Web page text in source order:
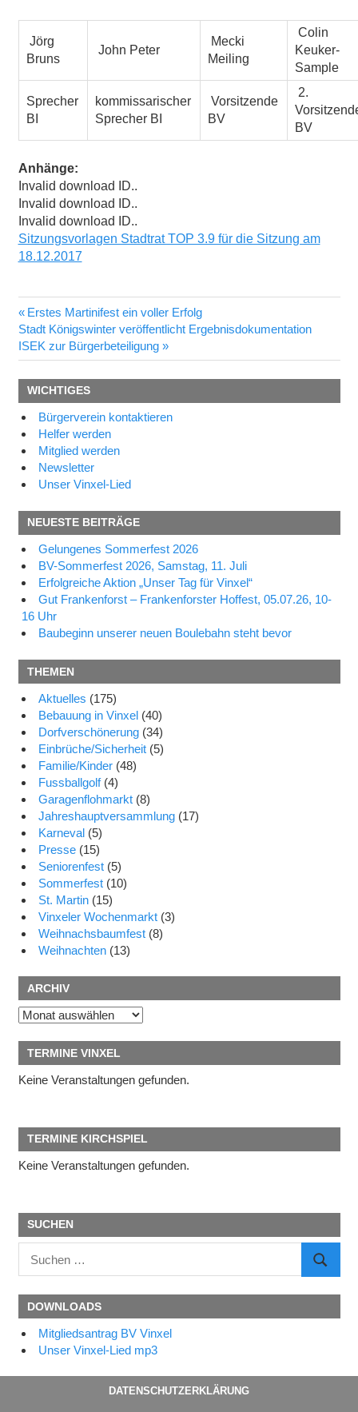
Jörg
Bruns
John Peter
Mecki
Meiling
Colin
Keuker-
Sample
Sprecher
BI
kommissarischer
Sprecher BI
Vorsitzende
BV
2.
BV
Anhänge:
Invalid download ID..
Invalid download ID..
Invalid download ID..
Sitzungsvorlagen Stadtrat TOP 3.9 für die Sitzung am
18.12.2017
Beitragsnavigation
Vorheriger
Beitrag:
Erstes Martinifest ein voller Erfolg
Nächster
Beitrag:
Stadt Königswinter veröffentlicht Ergebnisdokumentation
ISEK zur Bürgerbeteiligung
WICHTIGES
Bürgerverein kontaktieren
Helfer werden
Mitglied werden
Newsletter
Unser Vinxel-Lied
NEUESTE BEITRÄGE
Gelungenes Sommerfest 2026
BV-Sommerfest 2026, Samstag, 11. Juli
Erfolgreiche Aktion „Unser Tag für Vinxel“
Gut Frankenforst – Frankenforster Hoffest, 05.07.26, 10-
16 Uhr
Baubeginn unserer neuen Boulebahn steht bevor
THEMEN
Aktuelles (175)
Bebauung in Vinxel (40)
Dorfverschönerung (34)
Einbrüche/Sicherheit (5)
Familie/Kinder (48)
Fussballgolf(4)
Garagenflohmarkt (8)
Jahreshauptversammlung (17)
Karneval (5)
Presse (15)
Seniorenfest (5)
Sommerfest (10)
St. Martin (15)
Vinxeler Wochenmarkt (3)
Weihnachsbaumfest (8)
Weihnachten (13)
ARCHIV
Archiv
TERMINE VINXEL
Keine Veranstaltungen gefunden.
TERMINE KIRCHSPIEL
Keine Veranstaltungen gefunden.
SUCHEN
nach:
DOWNLOADS
Mitgliedsantrag BV Vinxel
Unser Vinxel-Lied mp3
DATENSCHUTZERKLÄRUNG